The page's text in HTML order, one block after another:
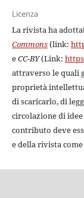
Licenza
La rivista ha
Commons(link:
eCC-BY(Link:
attraverso le quali
proprietà
di scaricarlo, di
circolazione di idee
contributo deve
e della rivista